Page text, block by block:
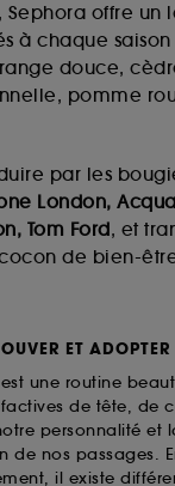
Sephora offre un
à chaque saison
douce,
pomme
par les
London,
Tom Ford, et
de bien-
ET
une routine
de tête, de
personnalité et
de nos passages.
il existe